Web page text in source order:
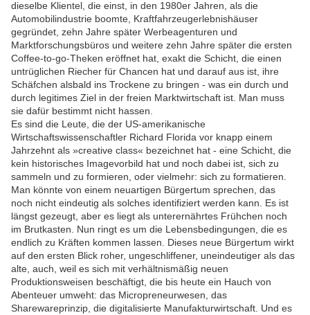
dieselbe Klientel, die einst, in den 1980er Jahren, als die
Automobilindustrie boomte, Kraftfahrzeugerlebnishäuser
gegründet, zehn Jahre später Werbeagenturen und
Marktforschungsbüros und weitere zehn Jahre später die ersten
Coffee-to-go-Theken eröffnet hat, exakt die Schicht, die einen
untrüglichen Riecher für Chancen hat und darauf aus ist, ihre
Schäfchen alsbald ins Trockene zu bringen - was ein durch und
durch legitimes Ziel in der freien Marktwirtschaft ist. Man muss
sie dafür bestimmt nicht hassen.
Es sind die Leute, die der US-amerikanische
Wirtschaftswissenschaftler Richard Florida vor knapp einem
Jahrzehnt als »creative class« bezeichnet hat - eine Schicht, die
kein historisches Imagevorbild hat und noch dabei ist, sich zu
sammeln und zu formieren, oder vielmehr: sich zu formatieren.
Man könnte von einem neuartigen Bürgertum sprechen, das
noch nicht eindeutig als solches identifiziert werden kann. Es ist
längst gezeugt, aber es liegt als unterernährtes Frühchen noch
im Brutkasten. Nun ringt es um die Lebensbedingungen, die es
endlich zu Kräften kommen lassen. Dieses neue Bürgertum wirkt
auf den ersten Blick roher, ungeschliffener, uneindeutiger als das
alte, auch, weil es sich mit verhältnismäßig neuen
Produktionsweisen beschäftigt, die bis heute ein Hauch von
Abenteuer umweht: das Micropreneurwesen, das
Sharewareprinzip, die digitalisierte Manufakturwirtschaft. Und es